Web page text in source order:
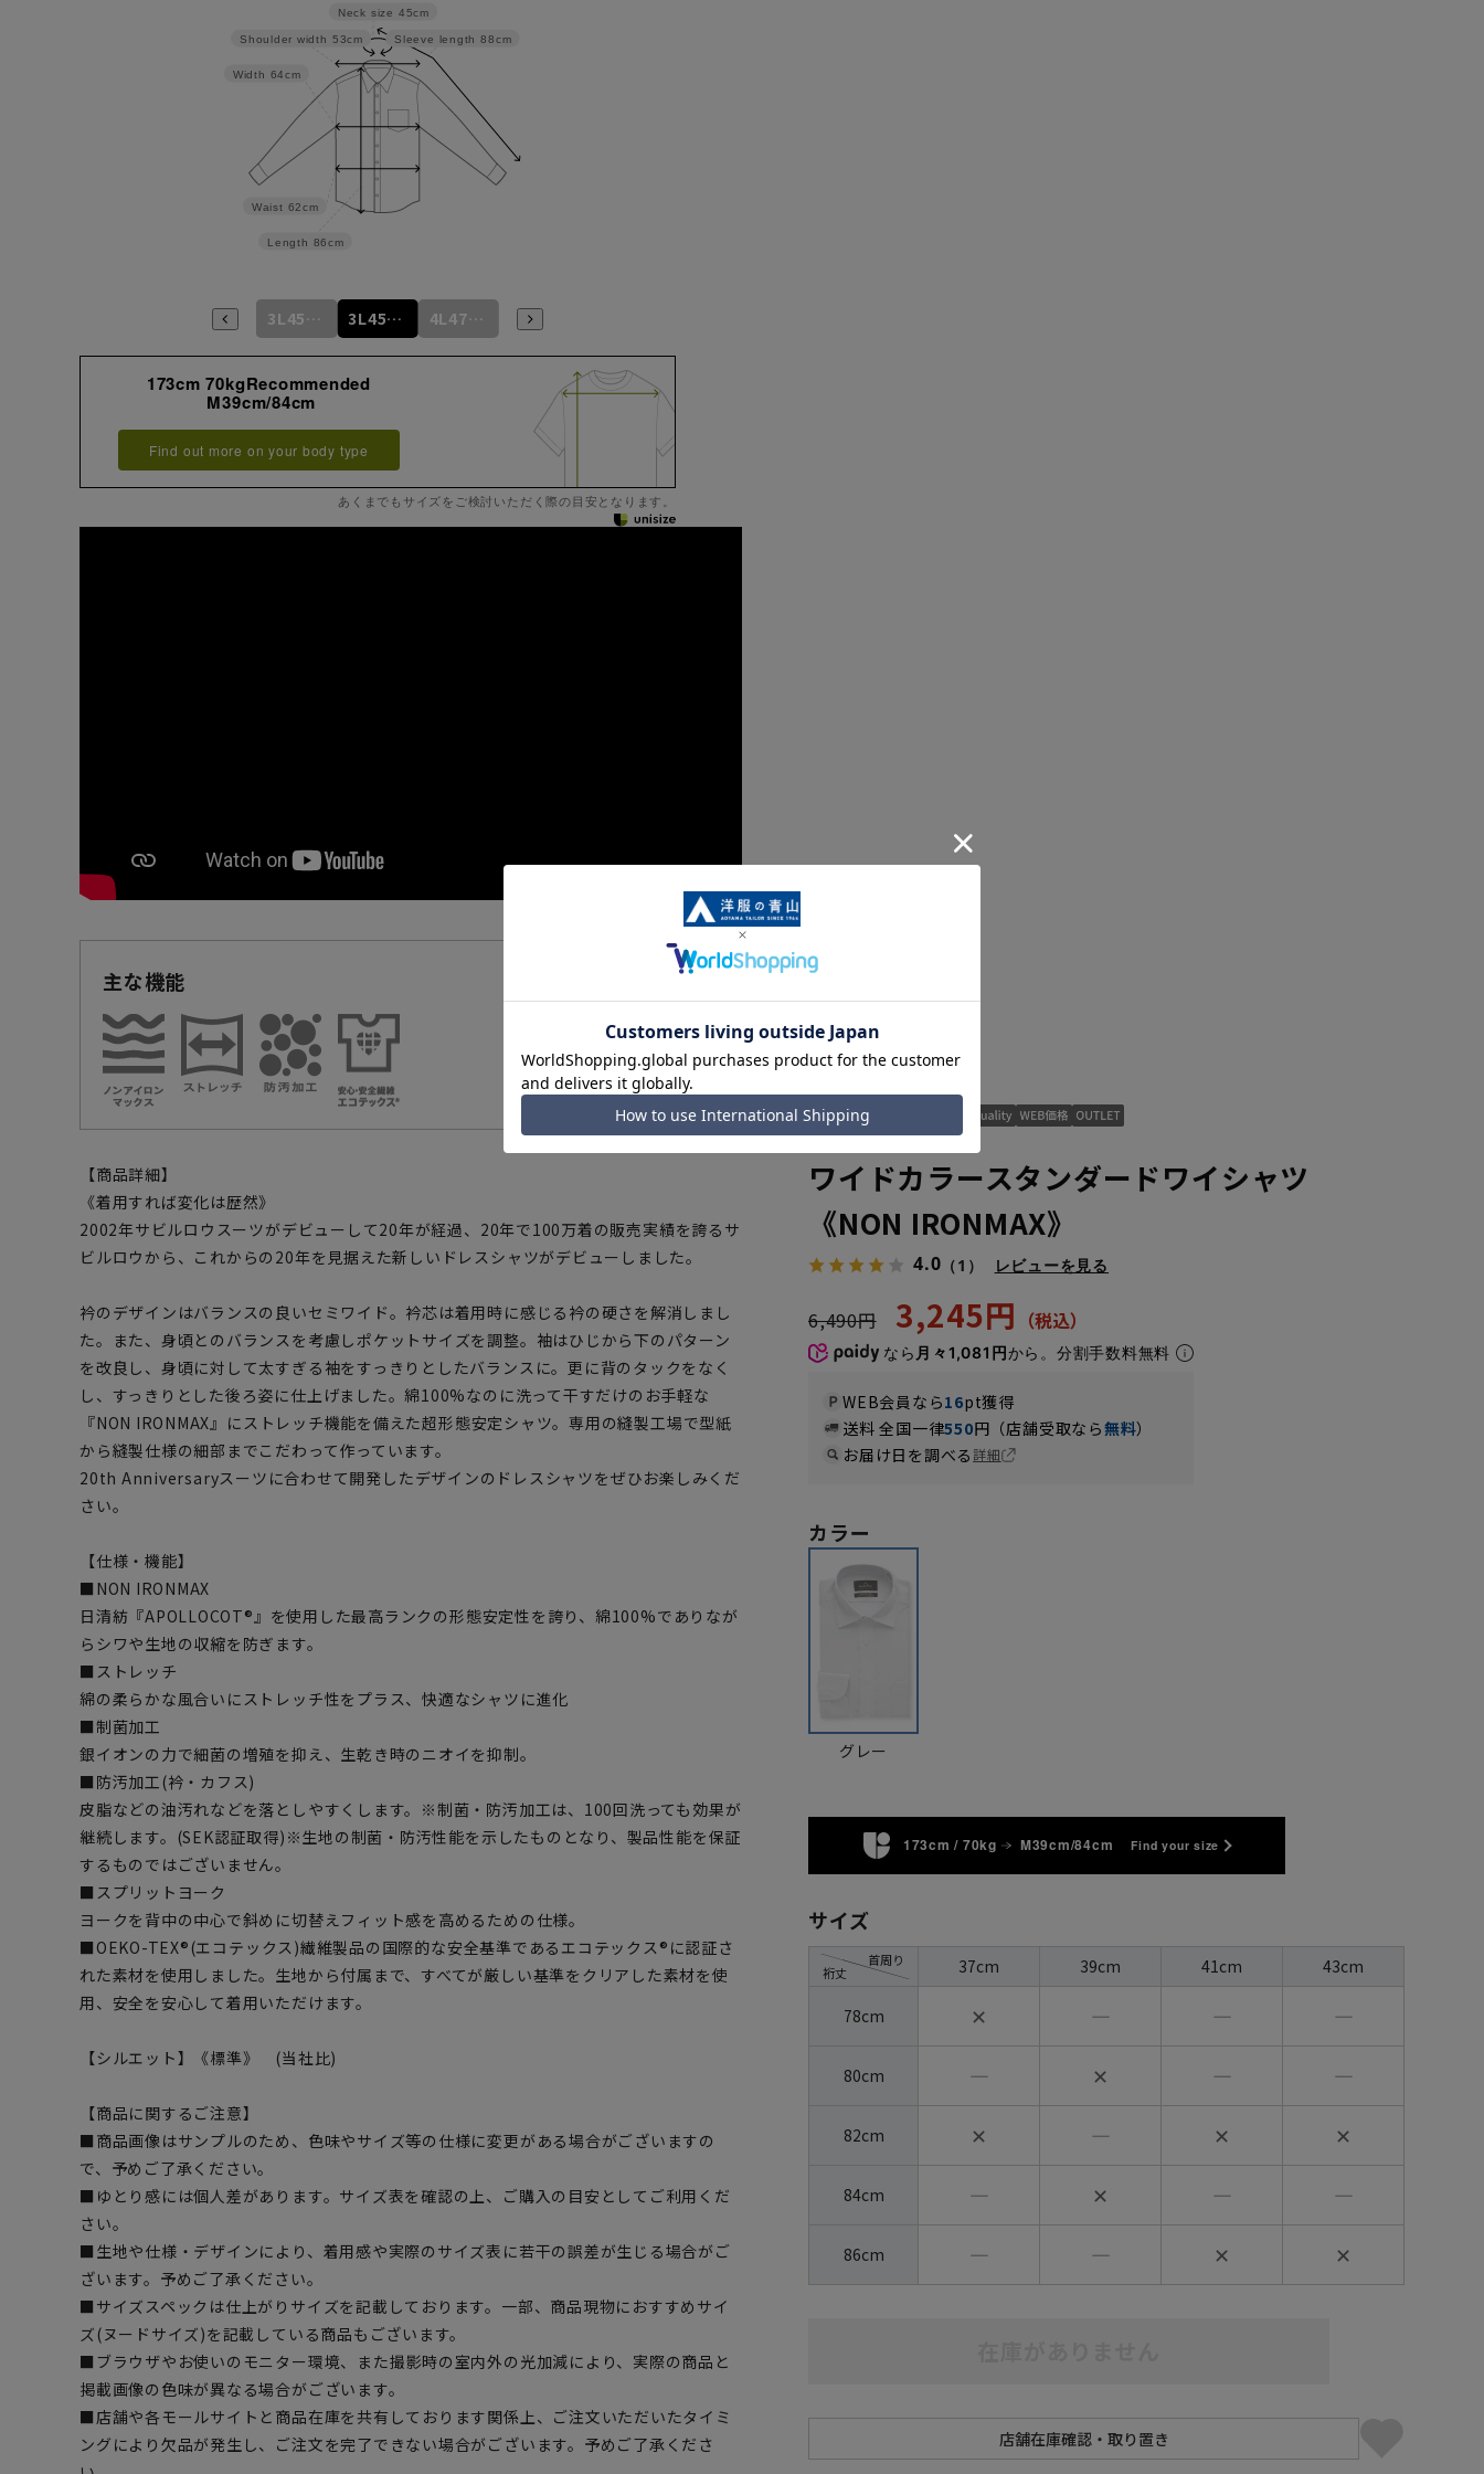
Sleeve length 88cm
Neck size 45cm
Length 86cm
Waist 62cm
Width 64cm
Shoulder width 53cm
LL43cm/86cm 3L45cm/84cm 3L45cm/88cm 4L47cm/84cm
173cm 70kgRecommended
M39cm/84cm
Find out more on your body type
あくまでもサイズをご検討いただく際の目安となります。
主な機能 機能一覧
【商品詳細】
《着用すれば変化は歴然》
2002年サビルロウスーツがデビューして20年が経過、20年で100万着の販売実績を誇るサ
ビルロウから、これからの20年を見据えた新しいドレスシャツがデビューしました。
衿のデザインはバランスの良いセミワイド。衿芯は着用時に感じる衿の硬さを解消しまし
た。また、身頃とのバランスを考慮しポケットサイズを調整。袖はひじから下のパターン
を改良し、身頃に対して太すぎる袖をすっきりとしたバランスに。更に背のタックをなく
し、すっきりとした後ろ姿に仕上げました。綿100%なのに洗って干すだけのお手軽な
『NON IRONMAX』にストレッチ機能を備えた超形態安定シャツ。専用の縫製工場で型紙
から縫製仕様の細部までこだわって作っています。
20th Anniversaryスーツに合わせて開発したデザインのドレスシャツをぜひお楽しみくだ
さい。
【仕様・機能】
■NON IRONMAX
日清紡『APOLLOCOT®』を使用した最高ランクの形態安定性を誇り、綿100%でありなが
らシワや生地の収縮を防ぎます。
■ストレッチ
綿の柔らかな風合いにストレッチ性をプラス、快適なシャツに進化
■制菌加工
銀イオンの力で細菌の増殖を抑え、生乾き時のニオイを抑制。
■防汚加工(衿・カフス)
皮脂などの油汚れなどを落としやすくします。※制菌・防汚加工は、100回洗っても効果が
継続します。(SEK認証取得)※生地の制菌・防汚性能を示したものとなり、製品性能を保証
するものではございません。
■スプリットヨーク
ヨークを背中の中心で斜めに切替えフィット感を高めるための仕様。
■OEKO-TEX®(エコテックス)繊維製品の国際的な安全基準であるエコテックス®に認証さ
れた素材を使用しました。生地から付属まで、すべてが厳しい基準をクリアした素材を使
用、安全を安心して着用いただけます。
【シルエット】《標準》 (当社比)
【商品に関するご注意】
■商品画像はサンプルのため、色味やサイズ等の仕様に変更がある場合がございますの
で、予めご了承ください。
■ゆとり感には個人差があります。サイズ表を確認の上、ご購入の目安としてご利用くだ
さい。
■生地や仕様・デザインにより、着用感や実際のサイズ表に若干の誤差が生じる場合がご
ざいます。予めご了承ください。
■サイズスペックは仕上がりサイズを記載しております。一部、商品現物におすすめサイ
ズ(ヌードサイズ)を記載している商品もございます。
■ブラウザやお使いのモニター環境、また撮影時の室内外の光加減により、実際の商品と
掲載画像の色味が異なる場合がございます。
■店舗や各モールサイトと商品在庫を共有しております関係上、ご注文いただいたタイミ
ングにより欠品が発生し、ご注文を完了できない場合がございます。予めご了承くださ
MAXS153
ワイドカラースタンダードワイシャツ
《NON IRONMAX》
4.0 （1） レビューを見る
6,490円 3,245円
なら 月々1,081円から。分割手数料無料
WEB会員なら16pt獲得
送料 全国一律550円（店舗受取なら無料）
お届け日を調べる詳細
カラー
グレー
173cm / 70kg M39cm/84cm Find your size
サイズ
裄丈
首周り 37cm 39cm 41cm 43cm
78cm ✕ ― ― ―
80cm ― ✕ ― ―
82cm ✕ ― ✕ ✕
84cm ― ✕ ― ―
86cm ― ― ✕ ✕